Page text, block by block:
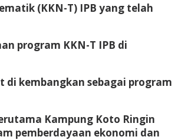
(KKN-T) IPB yang telah
program KKN-T IPB di
kembangkan sebagai program
Kampung Koto Ringin
pemberdayaan ekonomi dan